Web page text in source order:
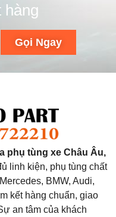
hàng
Gọi Ngay
phụ tùng xe Châu Âu,
linh kiện, phụ tùng chất
BMW, Audi,
kết hàng chuẩn, giao
an tâm của khách